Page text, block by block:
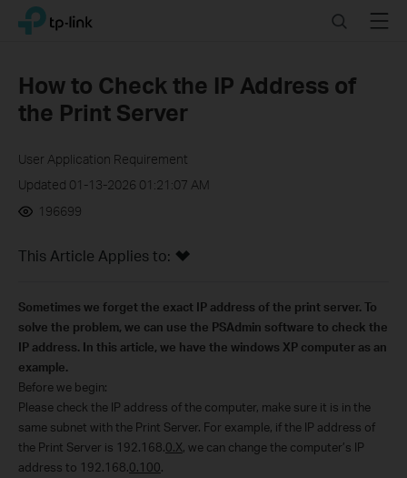
Click
navigation
bar
TP-Link, Reliably Smart SearchMenu
How to Check the IP Address of
the Print Server
User Application Requirement
Updated 01-13-2026 01:21:07 AM
196699
This Article Applies to:
Sometimes we forget the exact IP address of the print server. To
solve the problem, we can use the PSAdmin software to check the
IP address. In this article, we have the windows XP computer as an
example.
Before we begin:
Please check the IP address of the computer, make sure it is in the
same subnet with the Print Server. For example, if the IP address of
the Print Server is 192.168.0.X, we can change the computer’s IP
address to 192.168.0.100.